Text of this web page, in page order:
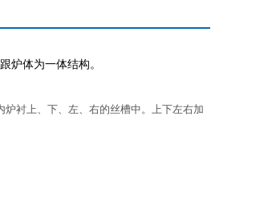
炉体为一体结构。
衬上、下、左、右的丝槽中。上下左右加